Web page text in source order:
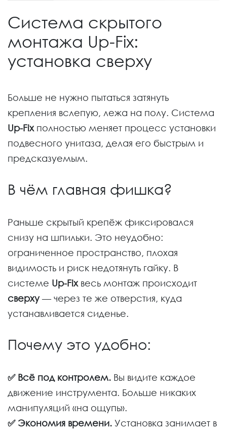
Система скрытого
монтажа Up-Fix:
установка сверху
Больше не нужно пытаться затянуть
крепления вслепую, лежа на полу. Система
Up-Fixполностью меняет процесс установки
подвесного унитаза, делая его быстрым и
предсказуемым.
В чём главная фишка?
Раньше скрытый крепёж фиксировался
снизу на шпильки. Это неудобно:
ограниченное пространство, плохая
видимость и риск недотянуть гайку. В
системе Up-Fixвесь монтаж происходит
сверху— через те же отверстия, куда
устанавливается сиденье.
Почему это удобно:
✅ Всё под контролем. Вы видите каждое
движение инструмента. Больше никаких
манипуляций «на ощупь».
✅ Экономия времени. Установка занимает в